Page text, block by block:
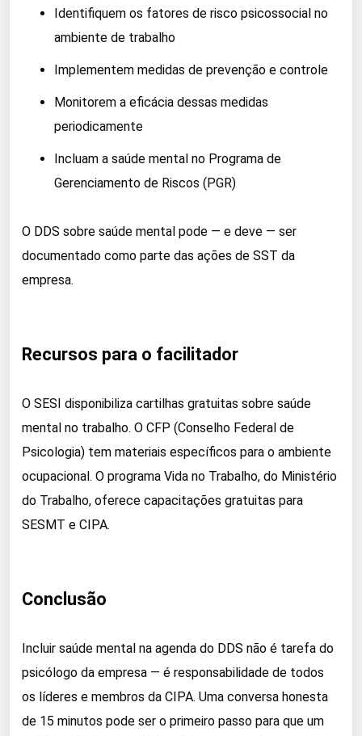
Identifiquem os fatores de risco psicossocial no
ambiente de trabalho
Implementem medidas de prevenção e controle
Monitorem a eficácia dessas medidas
periodicamente
Incluam a saúde mental no Programa de
Gerenciamento de Riscos (PGR)
O DDS sobre saúde mental pode — e deve — ser
documentado como parte das ações de SST da
empresa.
Recursos para o facilitador
O SESI disponibiliza cartilhas gratuitas sobre saúde
mental no trabalho. O CFP (Conselho Federal de
Psicologia) tem materiais específicos para o ambiente
ocupacional. O programa Vida no Trabalho, do Ministério
do Trabalho, oferece capacitações gratuitas para
SESMT e CIPA.
Conclusão
Incluir saúde mental na agenda do DDS não é tarefa do
psicólogo da empresa — é responsabilidade de todos
os líderes e membros da CIPA. Uma conversa honesta
de 15 minutos pode ser o primeiro passo para que um